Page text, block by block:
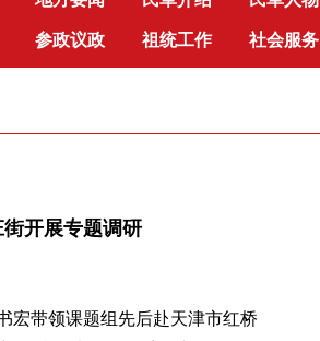
参政议政 祖统工作 社会服务
开展专题调研
宏带领课题组先后赴天津市红桥